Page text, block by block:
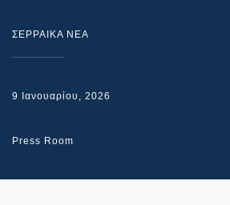
ΣΕΡΡΑΙΚΑ ΝΕΑ
9 Ιανουαρίου, 2026
Press Room